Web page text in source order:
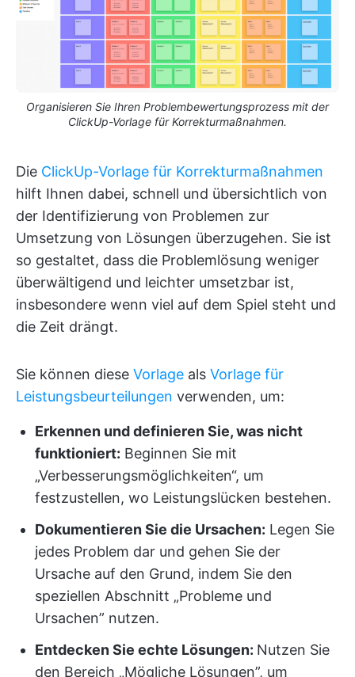
Organisieren Sie Ihren Problembewertungsprozess mit der
ClickUp-Vorlage für Korrekturmaßnahmen.
Die ClickUp-Vorlage für Korrekturmaßnahmen
hilft Ihnen dabei, schnell und übersichtlich von
der Identifizierung von Problemen zur
Umsetzung von Lösungen überzugehen. Sie ist
so gestaltet, dass die Problemlösung weniger
überwältigend und leichter umsetzbar ist,
insbesondere wenn viel auf dem Spiel steht und
die Zeit drängt.
Sie können diese Vorlage als Vorlage für
Leistungsbeurteilungen verwenden, um:
Erkennen und definieren Sie, was nicht
funktioniert: Beginnen Sie mit
„Verbesserungsmöglichkeiten“, um
festzustellen, wo Leistungslücken bestehen.
Dokumentieren Sie die Ursachen: Legen Sie
jedes Problem dar und gehen Sie der
Ursache auf den Grund, indem Sie den
speziellen Abschnitt „Probleme und
Ursachen” nutzen.
Entdecken Sie echte Lösungen: Nutzen Sie
den Bereich „Mögliche Lösungen”, um